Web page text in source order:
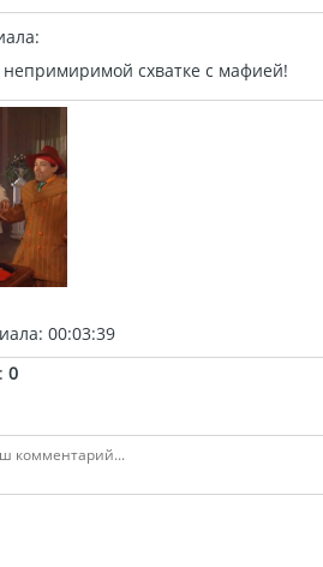
:
схватке с мафией!
: 00:03:39
: 0